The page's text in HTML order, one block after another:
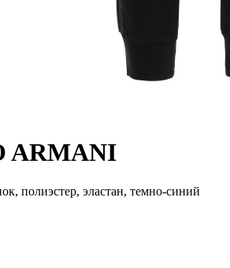
ARMANI
полиэстер, эластан, темно-синий